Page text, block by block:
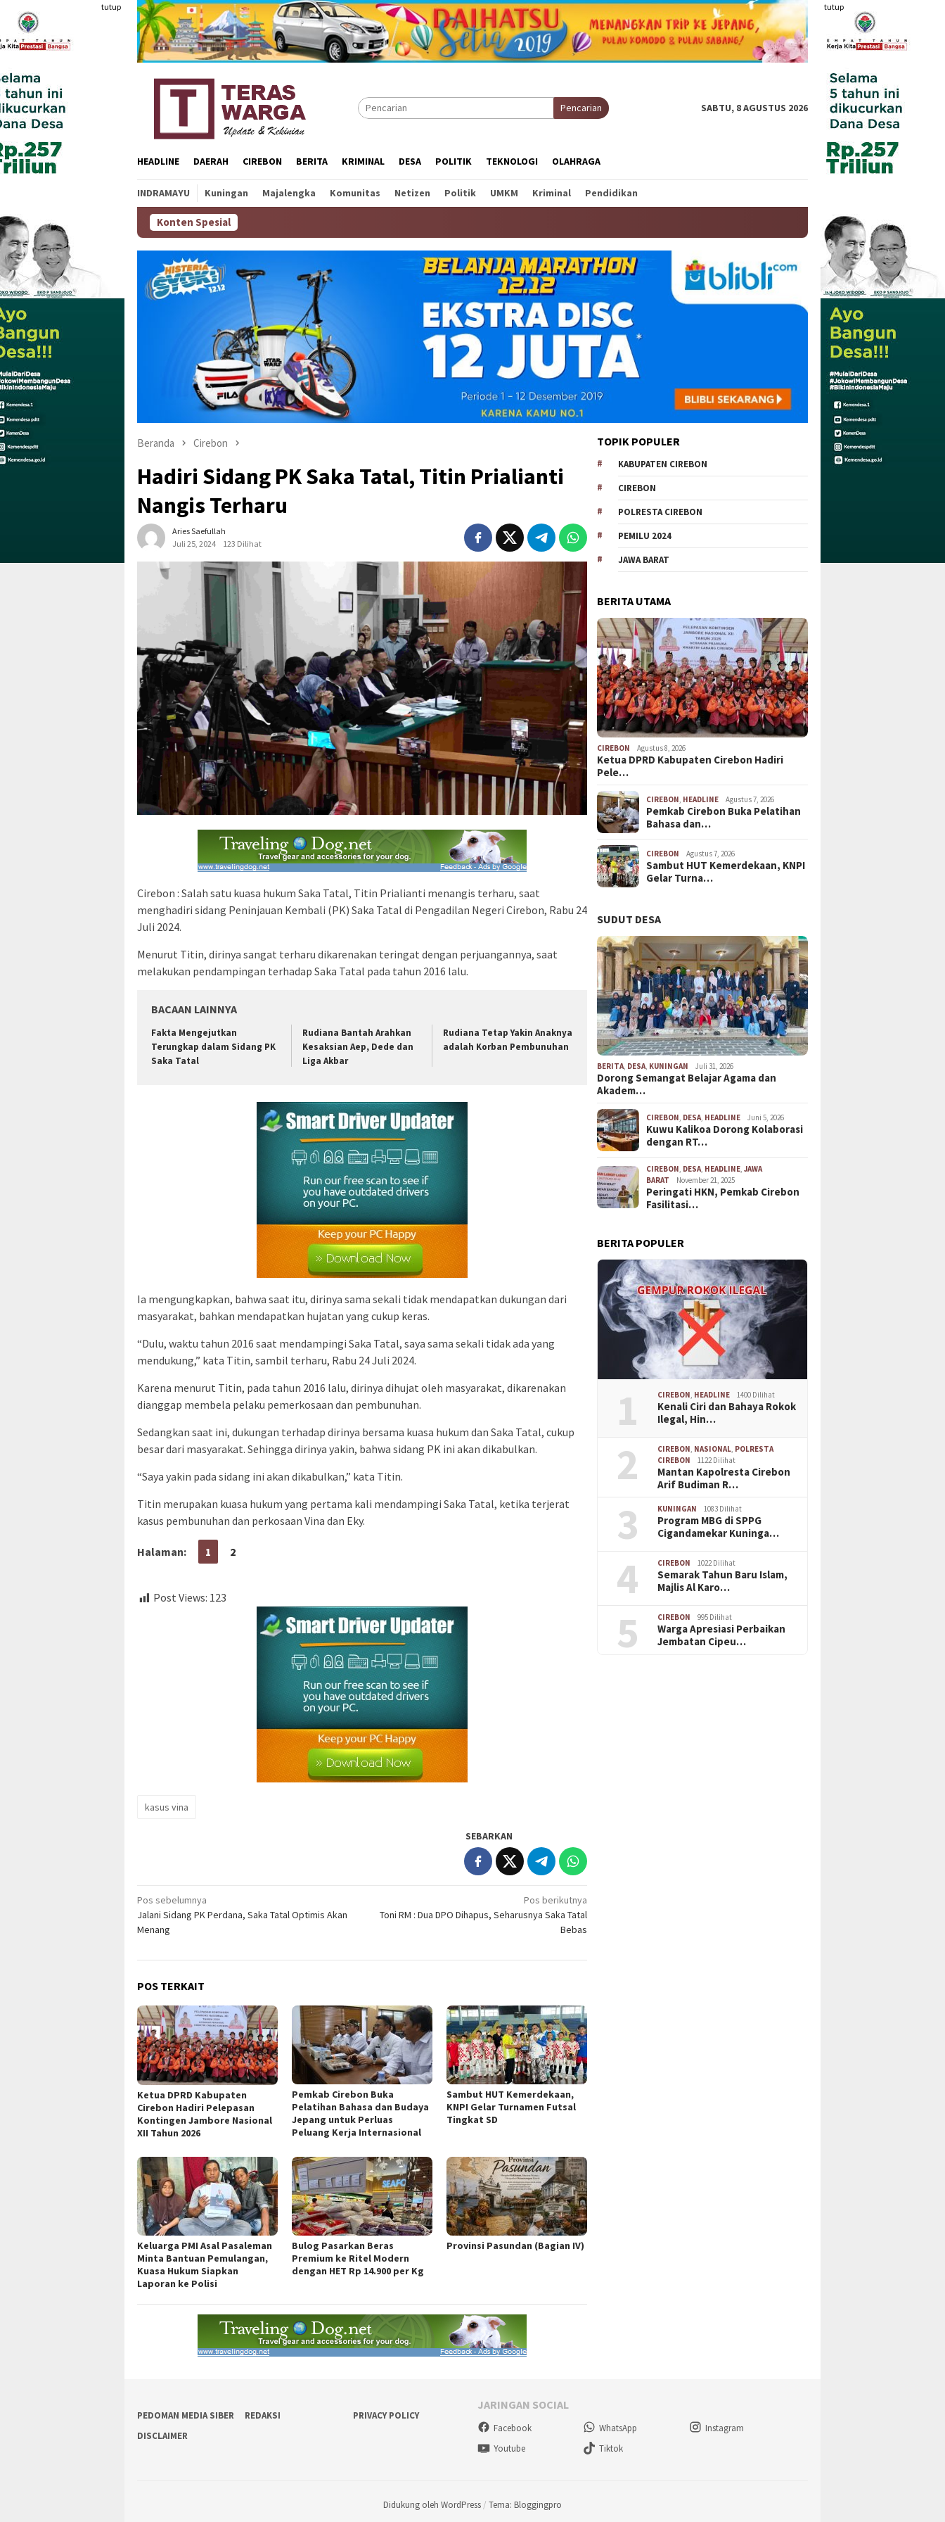
Loncat
konten
tutup tutup
Pencarian SABTU, 8 AGUSTUS 2026
HEADLINE DAERAH CIREBON BERITA KRIMINAL DESA POLITIK TEKNOLOGI OLAHRAGA
INDRAMAYU Kuningan Majalengka Komunitas Netizen Politik UMKM Kriminal Pendidikan
Konten Spesial
Beranda Cirebon
Hadiri Sidang PK Saka Tatal, Titin Prialianti
Nangis Terharu
Aries Saefullah
Juli 25, 2024
123 Dilihat
Cirebon : Salah satu kuasa hukum Saka Tatal, Titin Prialianti menangis terharu, saat
menghadiri sidang Peninjauan Kembali (PK) Saka Tatal di Pengadilan Negeri Cirebon, Rabu 24
Juli 2024.
Menurut Titin, dirinya sangat terharu dikarenakan teringat dengan perjuangannya, saat
melakukan pendampingan terhadap Saka Tatal pada tahun 2016 lalu.
BACAAN LAINNYA
Fakta Mengejutkan
Terungkap dalam Sidang PK
Saka Tatal
Rudiana Bantah Arahkan
Kesaksian Aep, Dede dan
Liga Akbar
Rudiana Tetap Yakin Anaknya
adalah Korban Pembunuhan
Ia mengungkapkan, bahwa saat itu, dirinya sama sekali tidak mendapatkan dukungan dari
masyarakat, bahkan mendapatkan hujatan yang cukup keras.
“Dulu, waktu tahun 2016 saat mendampingi Saka Tatal, saya sama sekali tidak ada yang
mendukung,” kata Titin, sambil terharu, Rabu 24 Juli 2024.
Karena menurut Titin, pada tahun 2016 lalu, dirinya dihujat oleh masyarakat, dikarenakan
dianggap membela pelaku pemerkosaan dan pembunuhan.
Sedangkan saat ini, dukungan terhadap dirinya bersama kuasa hukum dan Saka Tatal, cukup
besar dari masyarakat. Sehingga dirinya yakin, bahwa sidang PK ini akan dikabulkan.
“Saya yakin pada sidang ini akan dikabulkan,” kata Titin.
Titin merupakan kuasa hukum yang pertama kali mendampingi Saka Tatal, ketika terjerat
kasus pembunuhan dan perkosaan Vina dan Eky.
Halaman: 1 2
Post Views: 123
kasus vina
SEBARKAN
Navigasi
pos
Pos sebelumnya
Jalani Sidang PK Perdana, Saka Tatal Optimis Akan
Menang
Pos berikutnya
Toni RM : Dua DPO Dihapus, Seharusnya Saka Tatal
Bebas
POS TERKAIT
Ketua DPRD Kabupaten
Cirebon Hadiri Pelepasan
Kontingen Jambore Nasional
XII Tahun 2026
Pemkab Cirebon Buka
Pelatihan Bahasa dan Budaya
Jepang untuk Perluas
Peluang Kerja Internasional
Sambut HUT Kemerdekaan,
KNPI Gelar Turnamen Futsal
Tingkat SD
Keluarga PMI Asal Pasaleman
Minta Bantuan Pemulangan,
Kuasa Hukum Siapkan
Laporan ke Polisi
Bulog Pasarkan Beras
Premium ke Ritel Modern
dengan HET Rp 14.900 per Kg
Provinsi Pasundan (Bagian IV)
TOPIK POPULER
KABUPATEN CIREBON
CIREBON
POLRESTA CIREBON
PEMILU 2024
JAWA BARAT
BERITA UTAMA
CIREBON Agustus 8, 2026
Ketua DPRD Kabupaten Cirebon Hadiri
Pele…
CIREBON, HEADLINE Agustus 7, 2026
Pemkab Cirebon Buka Pelatihan
Bahasa dan…
CIREBON Agustus 7, 2026
Sambut HUT Kemerdekaan, KNPI
Gelar Turna…
SUDUT DESA
BERITA, DESA, KUNINGAN Juli 31, 2026
Dorong Semangat Belajar Agama dan
Akadem…
CIREBON, DESA, HEADLINE Juni 5, 2026
Kuwu Kalikoa Dorong Kolaborasi
dengan RT…
CIREBON, DESA, HEADLINE,JAWA
BARAT
November 21, 2025
Peringati HKN, Pemkab Cirebon
Fasilitasi…
BERITA POPULER
1 CIREBON HEADLINE 1400 Dilihat
Kenali Ciri dan Bahaya Rokok
Ilegal, Hin…
2 CIREBON NASIONAL POLRESTA
CIREBON
1122 Dilihat
Mantan Kapolresta Cirebon
Arif Budiman R…
3 KUNINGAN 1083 Dilihat
Program MBG di SPPG
Cigandamekar Kuninga…
4 CIREBON 1022 Dilihat
Semarak Tahun Baru Islam,
Majlis Al Karo…
5 CIREBON 995 Dilihat
Warga Apresiasi Perbaikan
Jembatan Cipeu…
PEDOMAN MEDIA SIBER REDAKSI
PRIVACY POLICY
DISCLAIMER
JARINGAN SOCIAL
Facebook WhatsApp
Instagram
Youtube
Tiktok
Didukung oleh WordPress / Tema: Bloggingpro